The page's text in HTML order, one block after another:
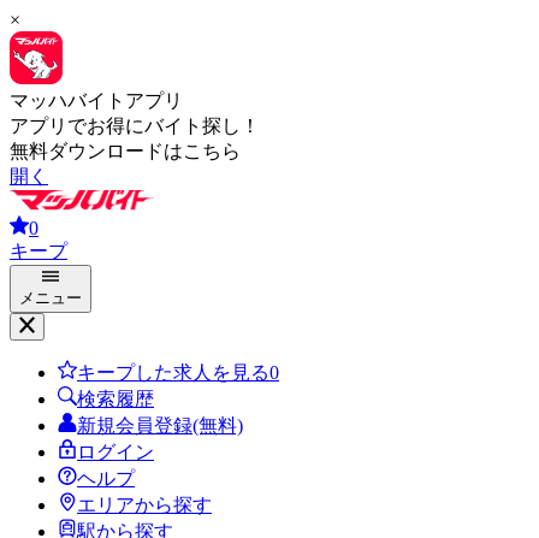
×
マッハバイトアプリ
アプリでお得にバイト探し！
無料ダウンロードはこちら
開く
0
キープ
メニュー
キープした求人を見る0
検索履歴
新規会員登録(無料)
ログイン
ヘルプ
エリアから探す
駅から探す